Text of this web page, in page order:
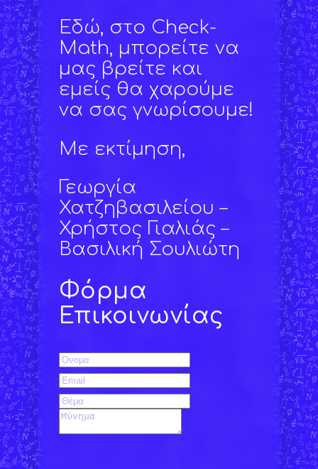
Εδώ, στο Check-
Math, μπορείτε να
μας βρείτε και
εμείς θα χαρούμε
να σας γνωρίσουμε!
Με εκτίμηση,
Γεωργία
Χατζηβασιλείου –
Χρήστος Γιαλιάς –
Βασιλική Σουλιώτη
Φόρμα
Επικοινωνίας